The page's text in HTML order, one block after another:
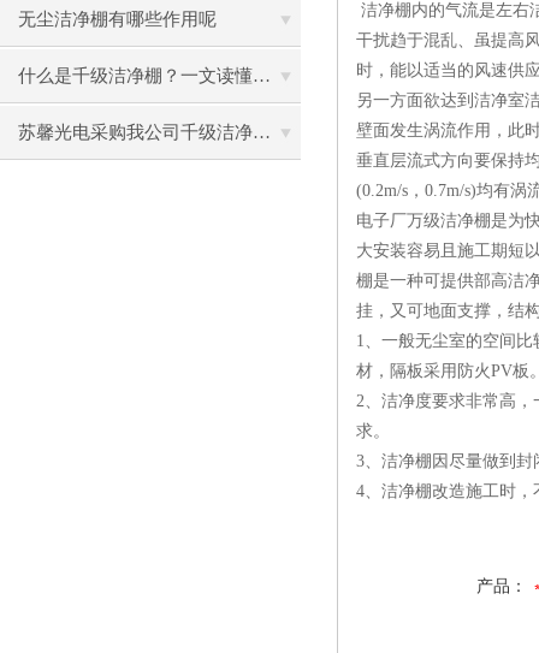
助力环保型半导体产业发展
无尘洁净棚有哪些作用呢
什么是千级洁净棚？一文读懂其结构特点与局部净化优势
苏馨光电采购我公司千级洁净棚普通工作台一批（7月07日）已顺利交货
洁净棚内的气流是左右
干扰趋于混乱、虽提高
时，能以适当的风速供
另一方面欲达到洁净室
壁面发生涡流作用，此
垂直层流式方向要保持
(0.2m/s，0.7m/s)均有涡
电子厂万级洁净棚是为
大安装容易且施工期短
棚是一种可提供部高洁
挂，又可地面支撑，结
1、一般无尘室的空间
材，隔板采用防火PV板
2、洁净度要求非常高
求。
3、洁净棚因尽量做到
4、洁净棚改造施工时
产品：